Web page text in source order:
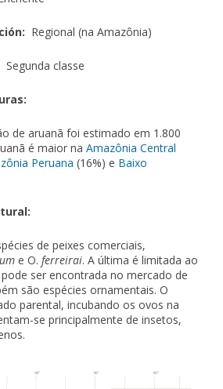
Regional (na Amazônia)
Segunda classe
de aruanã foi estimado em 1.800
é maior na Amazônia Central
Peruana (16%) e Baixo
de peixes comerciais,
e O. ferreirai. A última é limitada ao
ser encontrada no mercado de
são espécies ornamentais. O
parental, incubando os ovos na
se principalmente de insetos,